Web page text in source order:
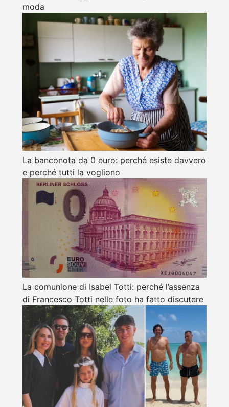
moda
La banconota da 0 euro: perché esiste davvero
e perché tutti la vogliono
La comunione di Isabel Totti: perché l’assenza
di Francesco Totti nelle foto ha fatto discutere